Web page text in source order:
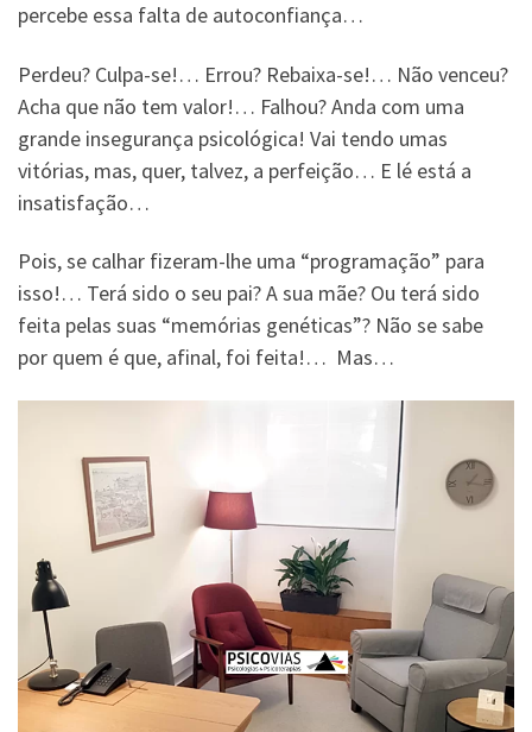
percebe essa falta de autoconfiança…
Perdeu? Culpa-se!… Errou? Rebaixa-se!… Não venceu?
Acha que não tem valor!… Falhou? Anda com uma
grande insegurança psicológica! Vai tendo umas
vitórias, mas, quer, talvez, a perfeição… E lé está a
insatisfação…
Pois, se calhar fizeram-lhe uma “programação” para
isso!… Terá sido o seu pai? A sua mãe? Ou terá sido
feita pelas suas “memórias genéticas”? Não se sabe
por quem é que, afinal, foi feita!… Mas…